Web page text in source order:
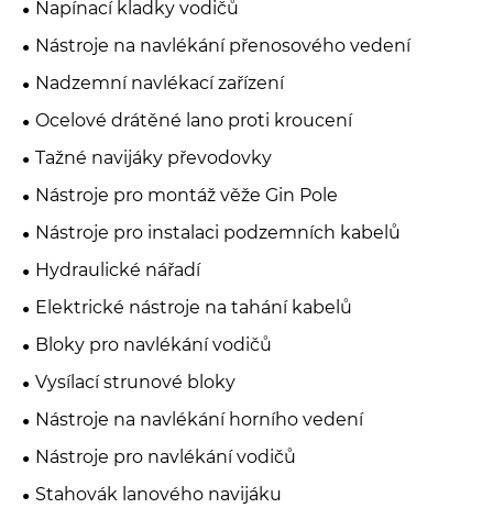
Napínací kladky vodičů
Nástroje na navlékání přenosového vedení
Nadzemní navlékací zařízení
Ocelové drátěné lano proti kroucení
Tažné navijáky převodovky
Nástroje pro montáž věže Gin Pole
Nástroje pro instalaci podzemních kabelů
Hydraulické nářadí
Elektrické nástroje na tahání kabelů
Bloky pro navlékání vodičů
Vysílací strunové bloky
Nástroje na navlékání horního vedení
Nástroje pro navlékání vodičů
Stahovák lanového navijáku